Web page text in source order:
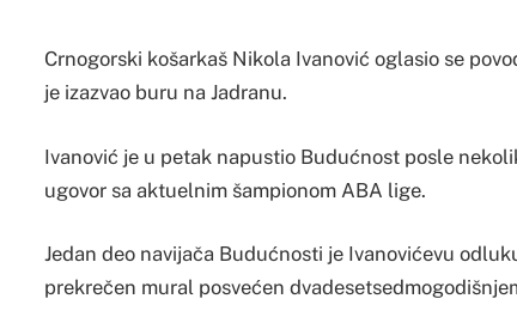
Crnogorski košarkaš Nikola Ivanović oglasio se
je izazvao buru na Jadranu.
Ivanović je u petak napustio Budućnost posle
ugovor sa aktuelnim šampionom ABA lige.
Jedan deo navijača Budućnosti je Ivanovićevu
prekrečen mural posvećen